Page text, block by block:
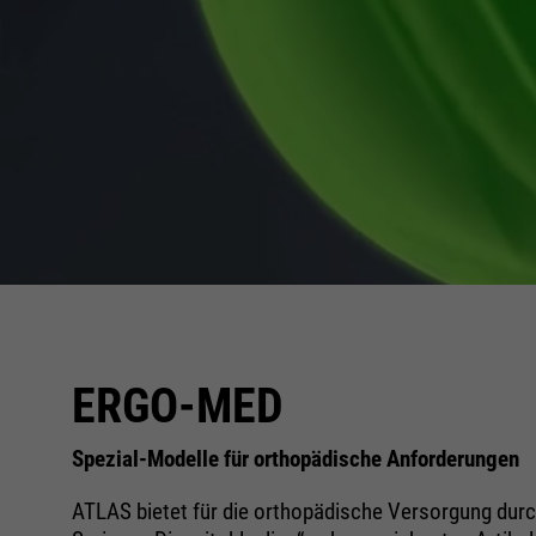
ERGO-MED
Spezial-Modelle für orthopädische Anforderungen
ATLAS bietet für die orthopädische Versorgung